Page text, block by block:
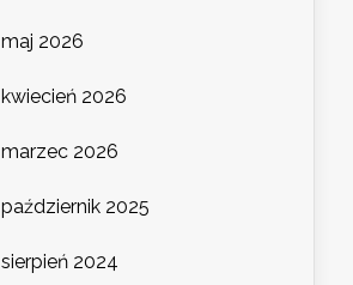
maj 2026
kwiecień 2026
marzec 2026
październik 2025
sierpień 2024